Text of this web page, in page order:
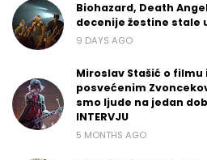
Biohazard, Death
decenije žestine stale
9 DAYS AGO
Miroslav Stašić o
posvećenim
smo ljude na jedan
INTERVJU
5 MONTHS AGO